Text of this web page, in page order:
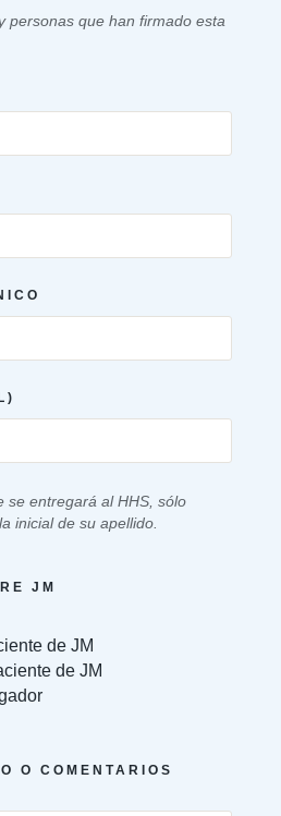
personas que han firmado esta
se entregará al HHS, sólo
inicial de su apellido.
JM
de JM
de JM
O COMENTARIOS